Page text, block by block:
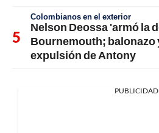
Colombianos en el exterior
Nelson Deossa 'armó la
Bournemouth; balonazo
expulsión de Antony
PUBLICIDAD